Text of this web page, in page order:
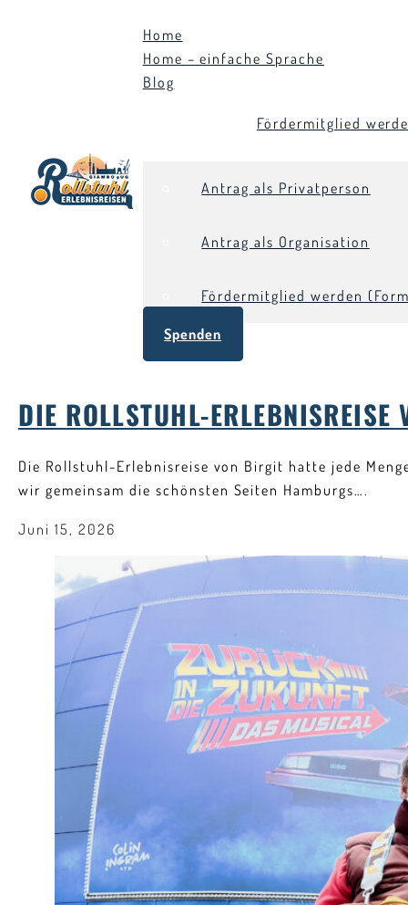
Home
Home – einfache Sprache
Blog
Fördermitglied
Antrag als Privatperson
Antrag als Organisation
Fördermitglied werden
Spenden
DIE ROLLSTUHL-ERLEBNISREISE
Die Rollstuhl-Erlebnisreise von Birgit hatte jede
wir gemeinsam die schönsten Seiten Hamburgs….
Juni 15, 2026